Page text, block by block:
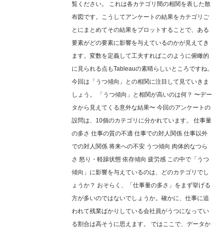
覧ください。 これは各カテゴリ間の相関を表した散
布図です。こうしてアンケートの結果をカテゴリご
とにまとめてその結果をプロットすることで、ある
要素がどの要素に影響を与えているのかが見えてき
ます。変数を定義して工夫すればこのように俯瞰的
に見られる点もTableauの素晴らしいところですね。
今回は「うつ傾向」との相関に注目して見ていきま
しょう。 「うつ傾向」と相関が高いのは何？ 〜デー
タから見えてくる意外な結果〜 今回のアンケートの
設問は、10個のカテゴリに分かれています。 仕事量
の多さ 仕事の質の不適 仕事での対人関係 仕事以外
での対人関係 将来への不安 うつ傾向 肉体的なつら
さ 怒り・軽躁状態 依存傾向 疲労感 この中で「うつ
傾向」に影響を与えているのは、どのカテゴリでし
ょうか？ おそらく、「仕事量の多さ」をまず挙げる
方が多いのではないでしょうか。確かに、仕事に追
われて残業ばかりしている会社員がうつになってい
る割合は高そうに思えます。 ではここで、データか